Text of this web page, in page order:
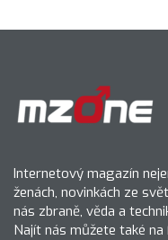
Internetový magazín
ženách, novinkách ze
nás zbraně, věda a
Najít nás můžete také